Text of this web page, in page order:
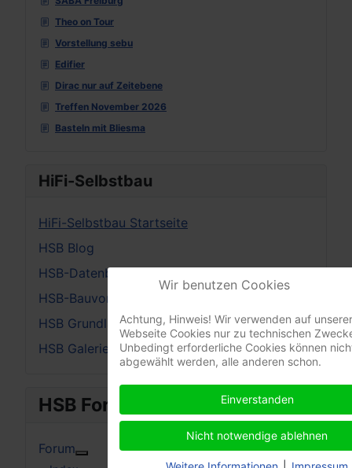
Theo on Tour
Vorstellung sebu
Edifier
Dirac nur auf Zeitebene
Treffen November 2026
Basteln mit Bliesma
HiFi-Selbstbau
HiFi-Selbstbau Startseite
HSB Blog
HSB-Datenblätter
HSB-Bauvorschläge
HSB Grundlagen
HSB Galerie
HSB Forum
Forum
Weitere Informationen: Forum
Wir benutzen Cookies
Achtung, Hinweis! Wir verwenden auf unserer
Webseite Cookies nur zu technischen
Unbedingt erforderliche Cookies können
abgewählt werden, alle anderen schon.
Einverstanden
Nicht notwendige ablehnen